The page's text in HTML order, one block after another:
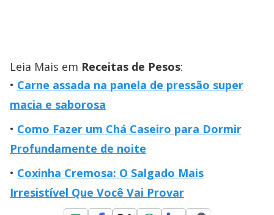
Leia Mais em Receitas de Pesos:
Carne assada na panela de pressão super
macia e saborosa
Como Fazer um Chá Caseiro para Dormir
Profundamente de noite
Coxinha Cremosa: O Salgado Mais
Irresistível Que Você Vai Provar